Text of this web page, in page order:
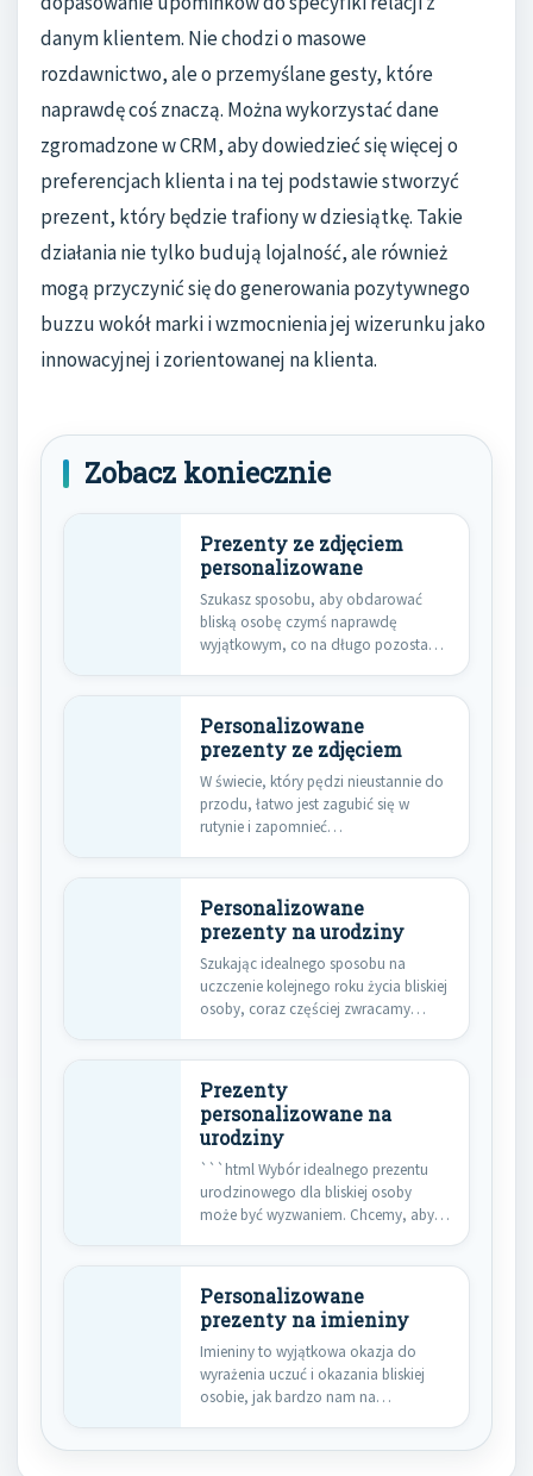
danym klientem. Nie chodzi o masowe
rozdawnictwo, ale o przemyślane gesty, które
naprawdę coś znaczą. Można wykorzystać dane
zgromadzone w CRM, aby dowiedzieć się więcej o
preferencjach klienta i na tej podstawie stworzyć
prezent, który będzie trafiony w dziesiątkę. Takie
działania nie tylko budują lojalność, ale również
mogą przyczynić się do generowania pozytywnego
buzzu wokół marki i wzmocnienia jej wizerunku jako
innowacyjnej i zorientowanej na klienta.
Zobacz koniecznie
Prezenty ze zdjęciem
personalizowane
Szukasz sposobu, aby obdarować
bliską osobę czymś naprawdę
wyjątkowym, co na długo pozostanie
Personalizowane
prezenty ze zdjęciem
W świecie, który pędzi nieustannie do
przodu, łatwo jest zagubić się w
rutynie i zapomnieć…
Personalizowane
prezenty na urodziny
Szukając idealnego sposobu na
uczczenie kolejnego roku życia bliskiej
osoby, coraz częściej zwracamy
Prezenty
personalizowane na
urodziny
```html Wybór idealnego prezentu
urodzinowego dla bliskiej osoby
może być wyzwaniem. Chcemy, aby
Personalizowane
prezenty na imieniny
Imieniny to wyjątkowa okazja do
wyrażenia uczuć i okazania bliskiej
osobie, jak bardzo nam na…